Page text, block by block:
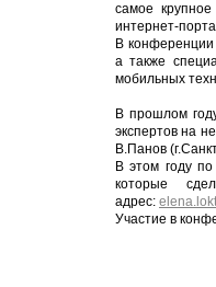
самое
интернет-
В конференции
а также
мобильных
В прошлом
экспертов на
В.Панов
В этом году
которые
адрес:
Участие в